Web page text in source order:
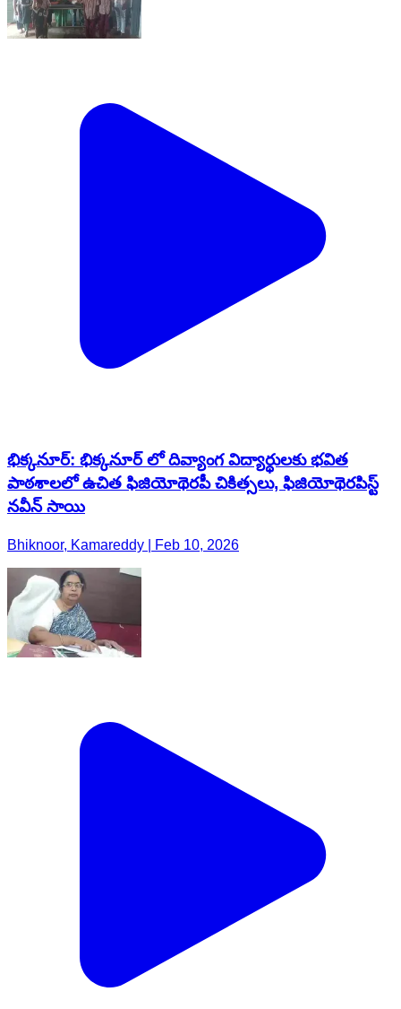
భిక్కనూర్: భిక్కనూర్ లో దివ్యాంగ విద్యార్థులకు భవిత
పాఠశాలలో ఉచిత ఫిజియోథెరపీ చికిత్సలు, ఫిజియోథెరపిస్ట్
నవీన్ సాయి
Bhiknoor, Kamareddy | Feb 10, 2026